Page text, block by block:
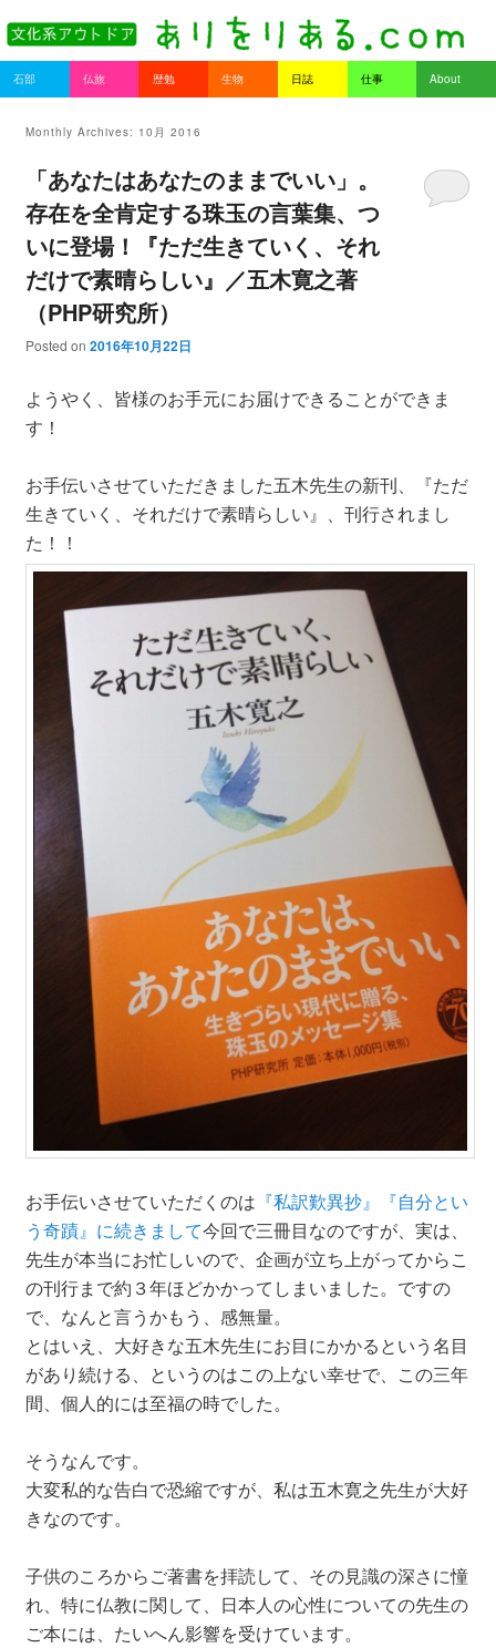
Main menu
Skip to primary content
Skip to secondary content
石部 仏旅 歴勉 生物 日誌 仕事 About
Monthly Archives: 10月 2016
「あなたはあなたのままでいい」。
存在を全肯定する珠玉の言葉集、つ
いに登場！『ただ生きていく、それ
だけで素晴らしい』／五木寛之著
（PHP研究所）
Posted on 2016年10月22日
ようやく、皆様のお手元にお届けできることができま
す！
お手伝いさせていただきました五木先生の新刊、『ただ
生きていく、それだけで素晴らしい』、刊行されまし
た！！
お手伝いさせていただくのは 『私訳歎異抄』『自分とい
う奇蹟』に続きまして今回で三冊目なのですが、実は、
先生が本当にお忙しいので、企画が立ち上がってからこ
の刊行まで約３年ほどかかってしまいました。ですの
で、なんと言うかもう、感無量。
とはいえ、大好きな五木先生にお目にかかるという名目
があり続ける、というのはこの上ない幸せで、この三年
間、個人的には至福の時でした。
そうなんです。
大変私的な告白で恐縮ですが、私は五木寛之先生が大好
きなのです。
子供のころからご著書を拝読して、その見識の深さに憧
れ、特に仏教に関して、日本人の心性についての先生の
ご本には、たいへん影響を受けています。